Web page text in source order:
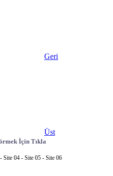
Geri
Üst
İçin Tıkla
Site 04 - Site 05 - Site 06